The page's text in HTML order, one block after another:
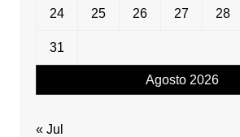
Agosto 2026
24 25 26 27 28
31
« Jul